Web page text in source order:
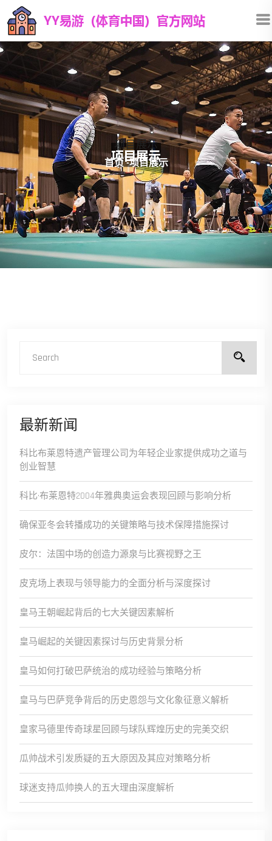
项目展示
首页-项目展示
最新新闻
科比布莱恩特遗产管理公司为年轻企业家提供成功之道与
创业智慧
科比·布莱恩特2004年雅典奥运会表现回顾与影响分析
确保亚冬会转播成功的关键策略与技术保障措施探讨
皮尔：法国中场的创造力源泉与比赛视野之王
皮克场上表现与领导能力的全面分析与深度探讨
皇马王朝崛起背后的七大关键因素解析
皇马崛起的关键因素探讨与历史背景分析
皇马如何打破巴萨统治的成功经验与策略分析
皇马与巴萨竞争背后的历史恩怨与文化象征意义解析
皇家马德里传奇球星回顾与球队辉煌历史的完美交织
瓜帅战术引发质疑的五大原因及其应对策略分析
球迷支持瓜帅换人的五大理由深度解析